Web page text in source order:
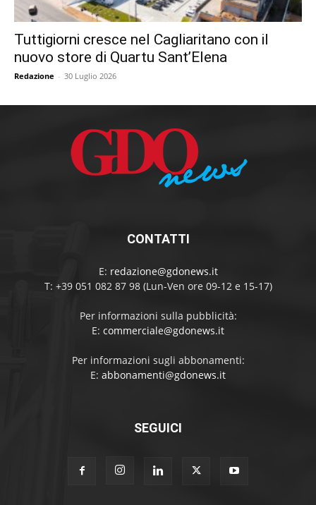
Tuttigiorni cresce nel Cagliaritano con il
nuovo store di Quartu Sant’Elena
Redazione - 30 Luglio 2026
CONTATTI
E: redazione@gdonews.it
T: +39 051 082 87 98 (Lun-Ven ore 09-12 e 15-17)
Per informazioni sulla pubblicità:
E: commerciale@gdonews.it
Per informazioni sugli abbonamenti:
E: abbonamenti@gdonews.it
SEGUICI